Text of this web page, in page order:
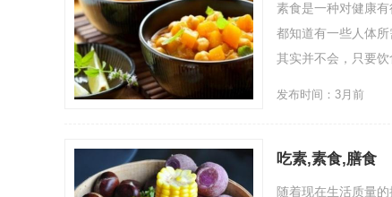
素食是一种对健康
都知道有一些人体
其实并不会，只要
发布时间：3月前
吃素,素食,膳食
随着现在生活质量